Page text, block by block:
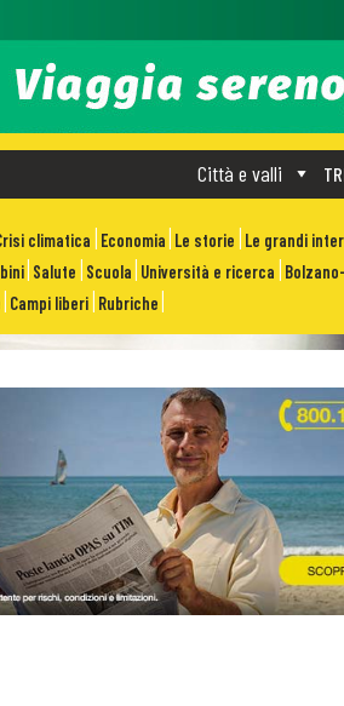
Città e valli
climatica Economia Le storie Le grandi
Salute Scuola Università e ricerca
Campi liberi Rubriche